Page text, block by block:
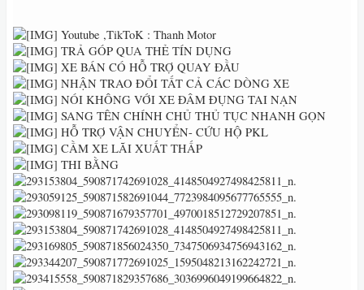
Youtube ,TikToK : Thanh Motor
TRẢ GÓP QUA THẺ TÍN DỤNG
XE BÁN CÓ HỖ TRỢ QUAY ĐẦU
NHẬN TRAO ĐỔI TẤT CẢ CÁC DÒNG XE
NÓI KHÔNG VỚI XE ĐÂM ĐỤNG TAI NẠN
SANG TÊN CHÍNH CHỦ THỦ TỤC NHANH GỌN
HỖ TRỢ VẬN CHUYỂN- CỨU HỘ PKL
CẦM XE LÃI XUẤT THẤP
THI BẰNG